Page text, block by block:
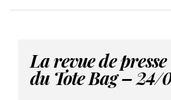
La revue de
du Tote Bag – 24/